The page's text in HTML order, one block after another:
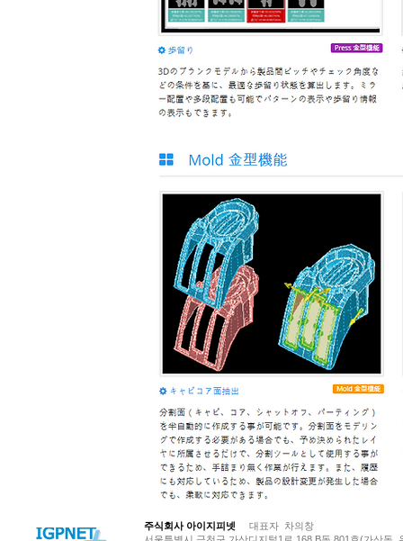
주식회사 아이지피넷 대표자 차의창
© Copyright 저작권 보호 대상입니다.